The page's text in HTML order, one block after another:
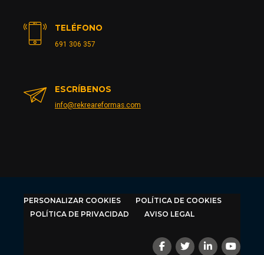
TELÉFONO
691 306 357
ESCRÍBENOS
info@rekreareformas.com
PERSONALIZAR COOKIES
POLÍTICA DE COOKIES
POLÍTICA DE PRIVACIDAD
AVISO LEGAL